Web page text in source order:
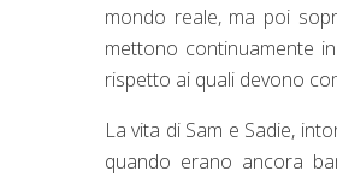
mondo reale, ma poi
mettono continuamente
rispetto ai quali devono
La vita di Sam e Sadie,
quando erano ancora